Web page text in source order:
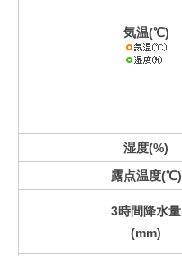
気温(℃)
湿度(%)
露点温度(℃)
3時間降水量
(mm)